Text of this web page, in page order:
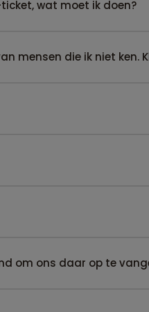
wat moet ik doen?
mensen die ik niet ken.
om ons daar op te